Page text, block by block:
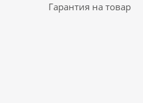
Гарантия на товар